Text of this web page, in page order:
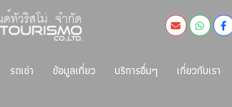
รถเช่า ข้อมูลเที่ยว บริการอื่นๆ เกี่ยวกับเรา